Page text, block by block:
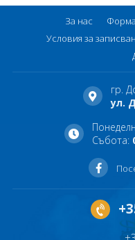
За нас
Условия за
гр.
ул.
Събота: